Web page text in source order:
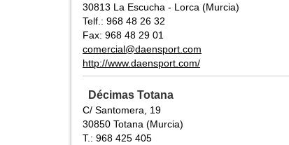
30813 La Escucha - Lorca (Murcia)
Telf.: 968 48 26 32
Fax: 968 48 29 01
comercial@daensport.com
http://www.daensport.com/
Décimas Totana
C/ Santomera, 19
30850 Totana (Murcia)
T.: 968 425 405